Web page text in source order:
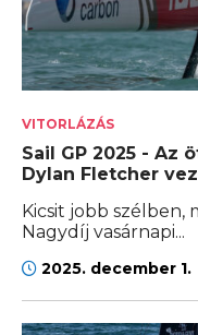
VITORLÁZÁS
Sail GP 2025 - Az
Dylan Fletcher
Kicsit jobb szélben,
Nagydíj vasárnapi...
2025. december 1.